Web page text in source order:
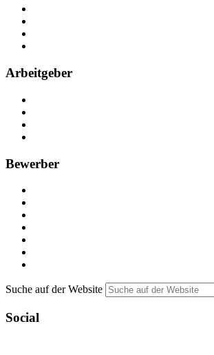
Arbeitgeber
Bewerber
Suche auf der Website
Social